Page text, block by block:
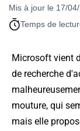
Mis à jour le 17/
Temps de
Microsoft vient
de recherche
mouture, qui
mais elle